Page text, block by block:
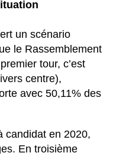
un scénario
le Rassemblement
tour, c’est
centre),
avec 50,11% des
candidat en 2020,
En troisième